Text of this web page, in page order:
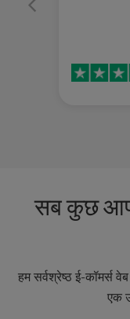
सब कुछ
हम सर्वश्रेष्ठ ई-कॉमर्स
एक